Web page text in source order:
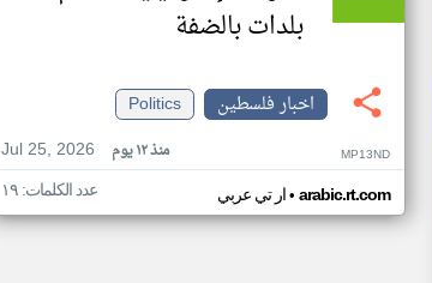
بلدات بالضفة
اخبار فلسطين
Politics
Jul 25, 2026
منذ ١٢ يوم MP13ND
ار تي عربي• arabic.rt.com عدد الكلمات: ١٩